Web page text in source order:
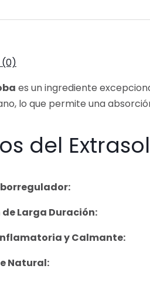
(0)
es un ingrediente
lo que permite una
del
Larga Duración:
y Calmante:
Natural: